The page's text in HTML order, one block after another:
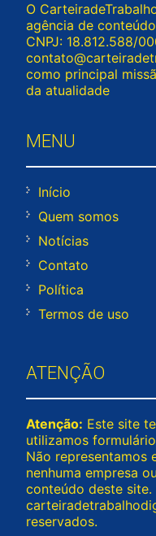
O
agência de
CNPJ: 18.812.588/
como principal
da atualidade
MENU
Início
Quem somos
Notícias
Contato
Política
Termos de uso
ATENÇÃO
Atenção: Este site
utilizamos
Não representamos
nenhuma empresa
conteúdo deste
reservados.